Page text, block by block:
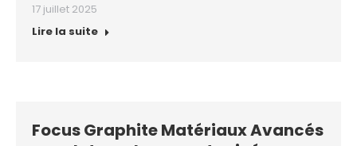
17 juillet 2025
Lire la suite
Focus Graphite Matériaux Avancés